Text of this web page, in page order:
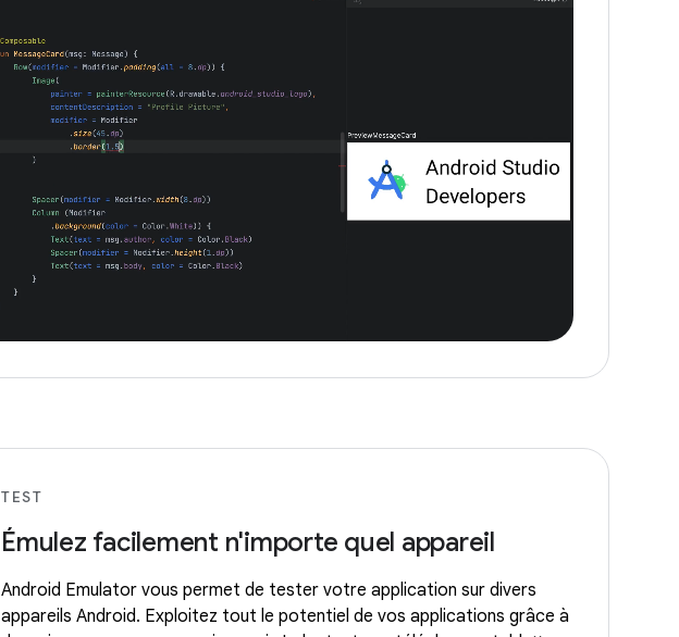
TEST
Émulez facilement n'importe quel appareil
Android Emulator vous permet de tester votre application sur divers
appareils Android. Exploitez tout le potentiel de vos applications grâce à